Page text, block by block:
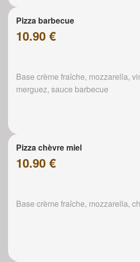
Pizza barbecue
10.90 €
Base crème fraîche, mozzarella,
merguez, sauce barbecue
Pizza chèvre miel
10.90 €
Base crème fraîche, mozzarella,